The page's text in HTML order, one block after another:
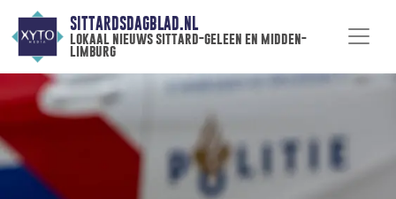
SITTARDSDAGBLAD.NL
lokaal nieuws sittard-geleen en midden-
limburg